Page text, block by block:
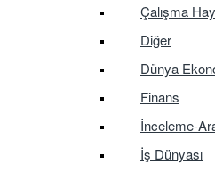
Çalışma
Diğer
Dünya
Finans
İnceleme-
İş Dünyası